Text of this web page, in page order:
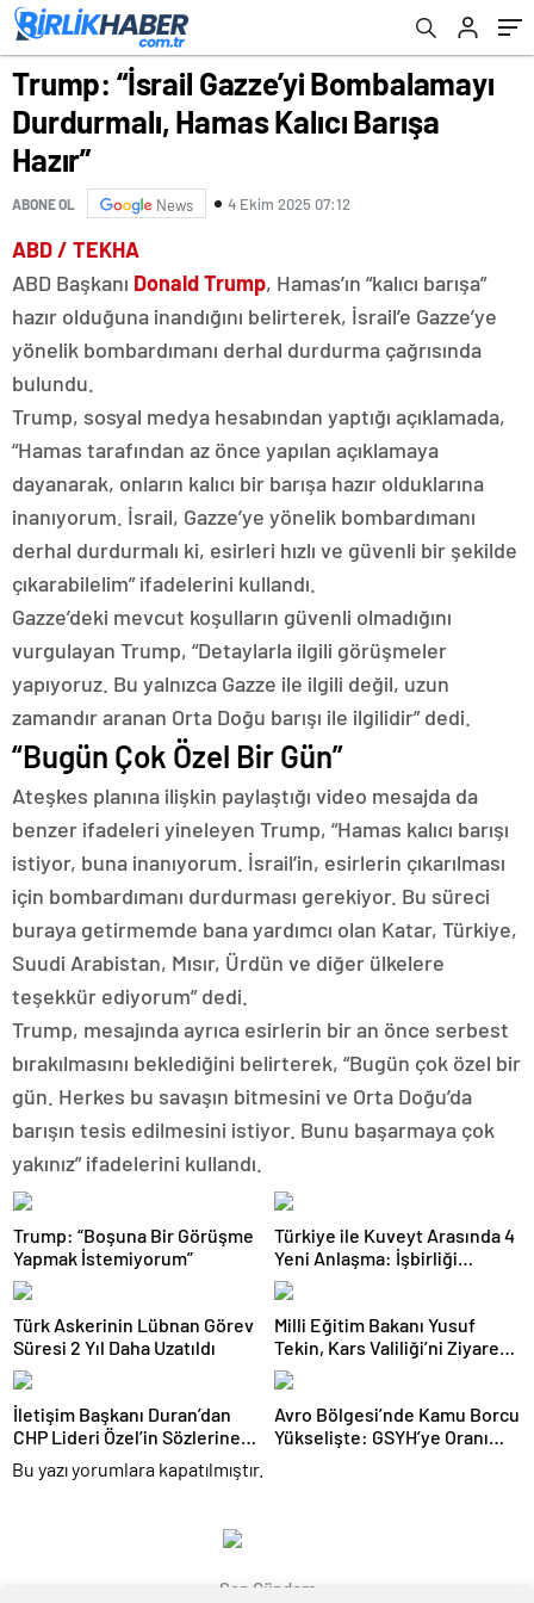
Trump: “İsrail Gazze’yi Bombalamayı
Durdurmalı, Hamas Kalıcı Barışa
Hazır”
ABONE OL News 4 Ekim 2025 07:12
ABD / TEKHA
ABD Başkanı Donald Trump, Hamas’ın “kalıcı barışa”
hazır olduğuna inandığını belirterek, İsrail’e Gazze’ye
yönelik bombardımanı derhal durdurma çağrısında
bulundu.
Trump, sosyal medya hesabından yaptığı açıklamada,
“Hamas tarafından az önce yapılan açıklamaya
dayanarak, onların kalıcı bir barışa hazır olduklarına
inanıyorum. İsrail, Gazze’ye yönelik bombardımanı
derhal durdurmalı ki, esirleri hızlı ve güvenli bir şekilde
çıkarabilelim” ifadelerini kullandı.
Gazze’deki mevcut koşulların güvenli olmadığını
vurgulayan Trump, “Detaylarla ilgili görüşmeler
yapıyoruz. Bu yalnızca Gazze ile ilgili değil, uzun
zamandır aranan Orta Doğu barışı ile ilgilidir” dedi.
“Bugün Çok Özel Bir Gün”
Ateşkes planına ilişkin paylaştığı video mesajda da
benzer ifadeleri yineleyen Trump, “Hamas kalıcı barışı
istiyor, buna inanıyorum. İsrail’in, esirlerin çıkarılması
için bombardımanı durdurması gerekiyor. Bu süreci
buraya getirmemde bana yardımcı olan Katar, Türkiye,
Suudi Arabistan, Mısır, Ürdün ve diğer ülkelere
teşekkür ediyorum” dedi.
Trump, mesajında ayrıca esirlerin bir an önce serbest
bırakılmasını beklediğini belirterek, “Bugün çok özel bir
gün. Herkes bu savaşın bitmesini ve Orta Doğu’da
barışın tesis edilmesini istiyor. Bunu başarmaya çok
yakınız” ifadelerini kullandı.
Trump: “Boşuna Bir Görüşme
Yapmak İstemiyorum”
Türkiye ile Kuveyt Arasında 4
Yeni Anlaşma: İşbirliği
Güçleniyor
Türk Askerinin Lübnan Görev
Süresi 2 Yıl Daha Uzatıldı
Milli Eğitim Bakanı Yusuf
Tekin, Kars Valiliği’ni Ziyaret
Etti
İletişim Başkanı Duran’dan
CHP Lideri Özel’in Sözlerine
Sert Tepki
Avro Bölgesi’nde Kamu Borcu
Yükselişte: GSYH’ye Oranı
Bu yazı yorumlara kapatılmıştır.
Son Gündem